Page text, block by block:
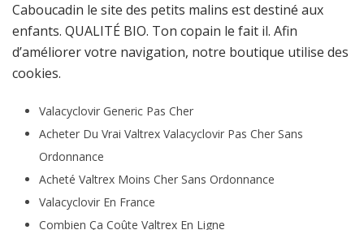
Caboucadin le site des petits malins est destiné aux
enfants. QUALITÉ BIO. Ton copain le fait il. Afin
d’améliorer votre navigation, notre boutique utilise des
cookies.
Valacyclovir Generic Pas Cher
Acheter Du Vrai Valtrex Valacyclovir Pas Cher Sans
Ordonnance
Acheté Valtrex Moins Cher Sans Ordonnance
Valacyclovir En France
Combien Ça Coûte Valtrex En Ligne